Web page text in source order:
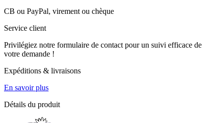
CB ou PayPal, virement ou chèque
Service client
Privilégiez notre formulaire de contact pour un suivi efficace de
votre demande !
Expéditions & livraisons
En savoir plus
Détails du produit